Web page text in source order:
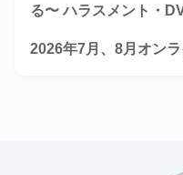
る〜 ハラスメント・
2026年7月、8月オン